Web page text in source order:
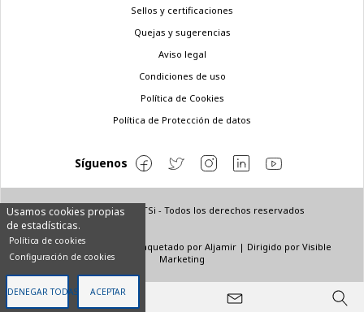
Usamos cookies propias
de estadísticas.
Política de cookies
Configuración de cookies
DENEGAR TODAS ACEPTAR
© Copyright 2022 ETSi - Todos los derechos reservados
Sellos y certificaciones
Quejas y sugerencias
Aviso legal
Condiciones de uso
Política de Cookies
Política de Protección de datos
Síguenos
Diseñado por | Maquetado por Aljamir| Dirigido por Visible
Marketing